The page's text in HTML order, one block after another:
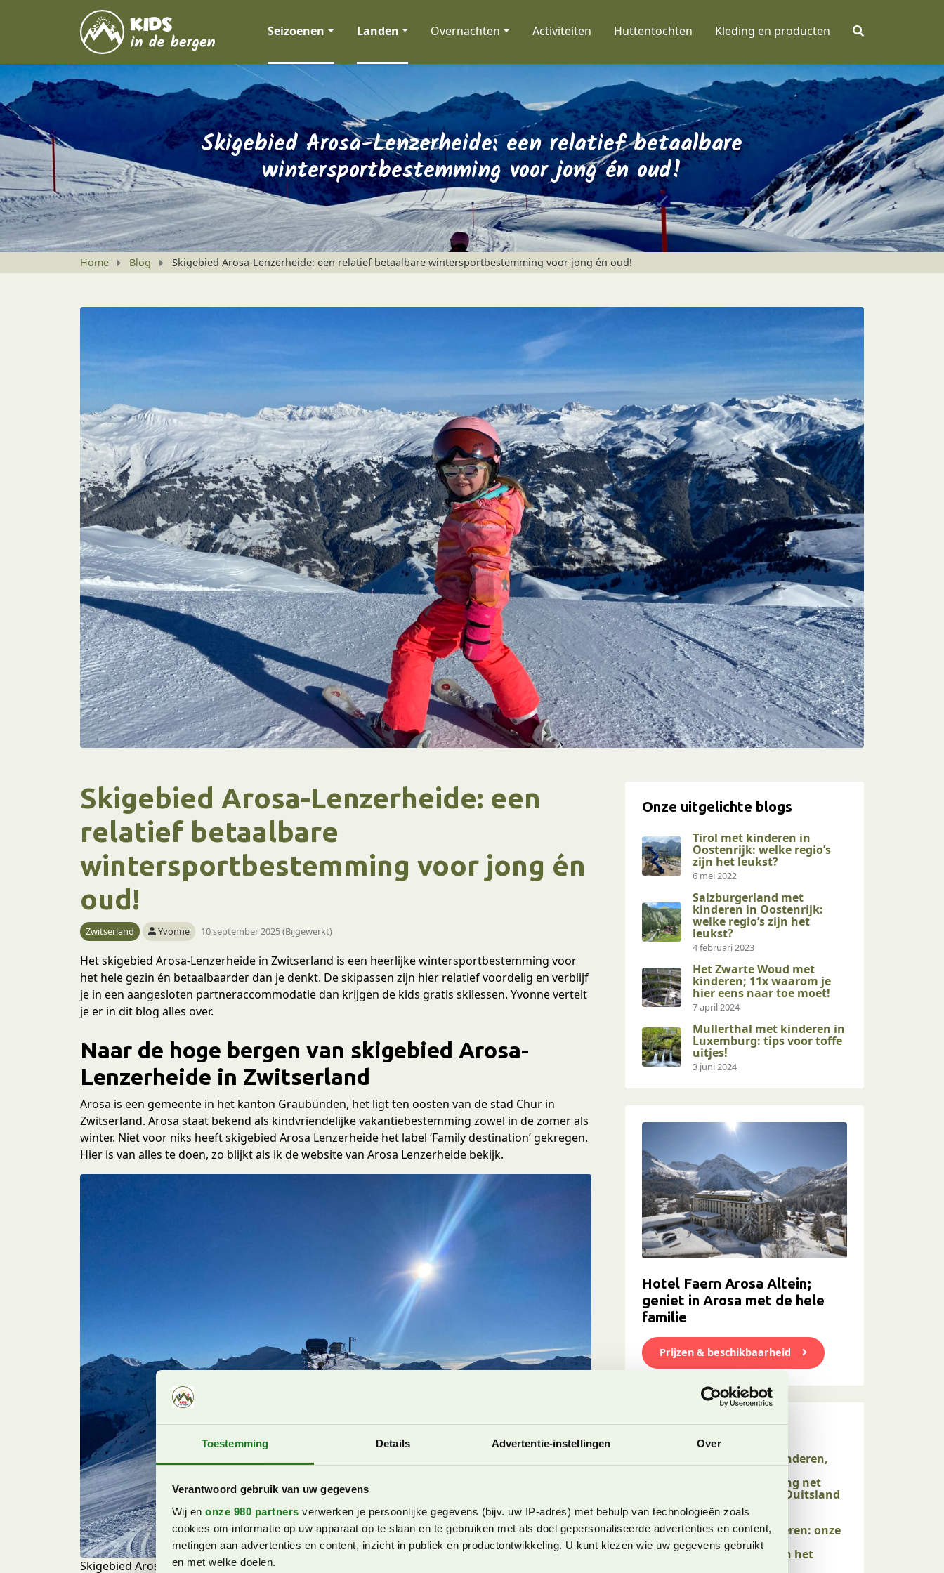
Toestemming Details Advertentie-instellingen Over
Verantwoord gebruik van uw gegevens
Wij en onze 980 partners verwerken je persoonlijke gegevens (bijv. uw IP-adres) met behulp van technologieën zoals
cookies om informatie op uw apparaat op te slaan en te gebruiken met als doel gepersonaliseerde advertenties en content,
metingen aan advertenties en content, inzicht in publiek en productontwikkeling. U kunt kiezen wie uw gegevens gebruikt
en met welke doelen.
Seizoenen Landen Overnachten Activiteiten Huttentochten Kleding en producten
Skigebied Arosa-Lenzerheide: een relatief betaalbare
wintersportbestemming voor jong én oud!
Home Blog Skigebied Arosa-Lenzerheide: een relatief betaalbare wintersportbestemming voor jong én oud!
Skigebied Arosa-Lenzerheide: een
relatief betaalbare
wintersportbestemming voor jong én
oud!
Zwitserland Yvonne 10 september 2025 (Bijgewerkt)
Het skigebied Arosa-Lenzerheide in Zwitserland is een heerlijke wintersportbestemming voor
het hele gezin én betaalbaarder dan je denkt. De skipassen zijn hier relatief voordelig en verblijf
je in een aangesloten partneraccommodatie dan krijgen de kids gratis skilessen. Yvonne vertelt
je er in dit blog alles over.
Naar de hoge bergen van skigebied Arosa-
Lenzerheide in Zwitserland
Arosa is een gemeente in het kanton Graubünden, het ligt ten oosten van de stad Chur in
Zwitserland. Arosa staat bekend als kindvriendelijke vakantiebestemming zowel in de zomer als
winter. Niet voor niks heeft skigebied Arosa Lenzerheide het label ‘Family destination’ gekregen.
Hier is van alles te doen, zo blijkt als ik de website van Arosa Lenzerheide bekijk.
Skigebied Arosa Lenzerheide is een gebied voor iedereen.
Onze uitgelichte blogs
Tirol met kinderen in
Oostenrijk: welke regio’s
zijn het leukst?
6 mei 2022
Salzburgerland met
kinderen in Oostenrijk:
welke regio’s zijn het
leukst?
4 februari 2023
Het Zwarte Woud met
kinderen; 11x waarom je
hier eens naar toe moet!
7 april 2024
Mullerthal met kinderen in
Luxemburg: tips voor toffe
uitjes!
3 juni 2024
Hotel Faern Arosa Altein;
geniet in Arosa met de hele
familie
Prijzen & beschikbaarheid
Onze laatste blogs
Willingen met kinderen,
een perfecte
gezinsbestemming net
over de grens in Duitsland
4 augustus 2026
Rauris met kinderen: onze
tips voor een
zomervakantie in het